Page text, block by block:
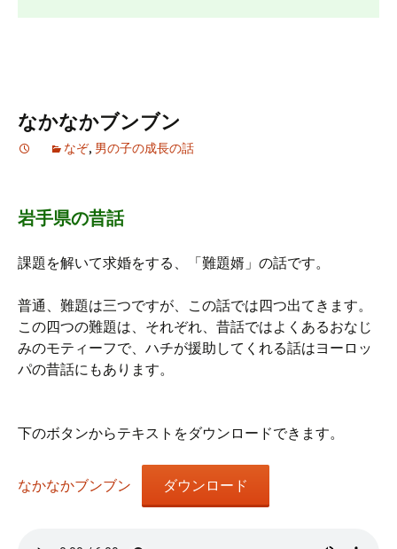
なかなかブンブン
なぞ, 男の子の成長の話
岩手県の昔話
課題を解いて求婚をする、「難題婿」の話です。
普通、難題は三つですが、この話では四つ出てきます。
この四つの難題は、それぞれ、昔話ではよくあるおなじ
みのモティーフで、ハチが援助してくれる話はヨーロッ
パの昔話にもあります。
下のボタンからテキストをダウンロードできます。
なかなかブンブン ダウンロード